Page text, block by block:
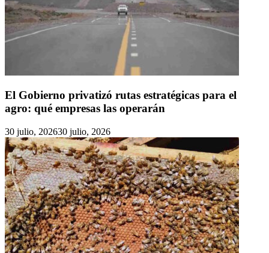
El Gobierno privatizó rutas estratégicas para el
agro: qué empresas las operarán
30 julio, 202630 julio, 2026